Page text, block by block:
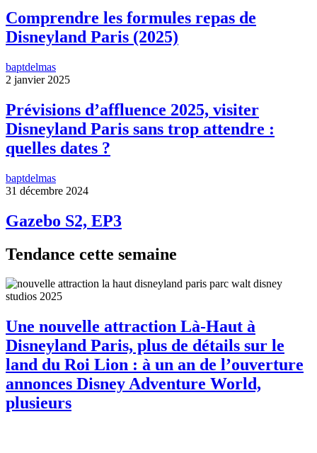
Comprendre les formules repas de
Disneyland Paris (2025)
baptdelmas
2 janvier 2025
Prévisions d’affluence 2025, visiter
Disneyland Paris sans trop attendre :
quelles dates ?
baptdelmas
31 décembre 2024
Gazebo S2, EP3
Tendance cette semaine
Une nouvelle attraction Là-Haut à
Disneyland Paris, plus de détails sur le
land du Roi Lion : à un an de l’ouverture
annonces Disney Adventure World,
plusieurs